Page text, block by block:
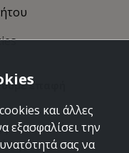
επαφή
και ελάτε να
και άλλες
εξασφαλίσει την
σας να